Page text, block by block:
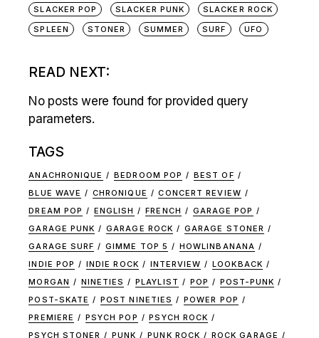
SLACKER POP SLACKER PUNK
SLACKER ROCK
SPLEEN
STONER SUMMER SURF UFO
READ NEXT:
No posts were found for provided query
parameters.
TAGS
ANACHRONIQUE BEDROOM POP
BEST OF
BLUE WAVE
CHRONIQUE
CONCERT REVIEW
DREAM POP
ENGLISH FRENCH
GARAGE POP
GARAGE PUNK
GARAGE ROCK
GARAGE STONER
GARAGE SURF
GIMME TOP 5
HOWLINBANANA
INDIE POP
INDIE ROCK INTERVIEW
LOOKBACK
MORGAN
NINETIES PLAYLIST POP
POST-PUNK
POST-SKATE
POST NINETIES
POWER POP
PREMIERE
PSYCH POP
PSYCH ROCK
PSYCH STONER
PUNK PUNK ROCK
ROCK GARAGE